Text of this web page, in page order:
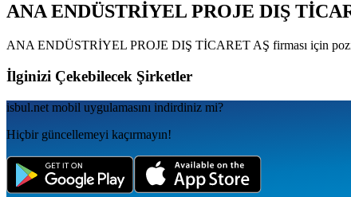
ANA ENDÜSTRİYEL PROJE DIŞ
ANA ENDÜSTRİYEL PROJE DIŞ TİCARET AŞ firması için
İlginizi Çekebilecek Şirketler
isbul.net mobil uygulamаsını indirdiniz mi?
Hiçbir güncellemeyi kaçırmayın!